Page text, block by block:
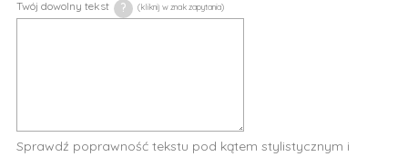
Twój dowolny tekst ?
Sprawdź poprawność tekstu pod kątem stylistycznym i